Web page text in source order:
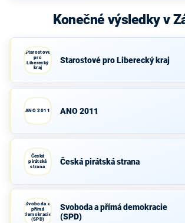
Konečné výsledky v
Starostové
pro
Liberecký
kraj
Starostové pro Liberecký kraj
ANO 2011 ANO 2011
Česká
pirátská
strana
Česká pirátská strana
Svoboda a
přímá
demokracie
(SPD)
Svoboda a přímá demokracie
(SPD)